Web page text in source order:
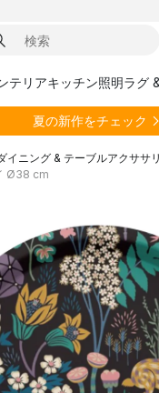
テリアキッチン照明ラグ
夏の新作をチェック
イニング & テーブルアクササ
Ø38 cm